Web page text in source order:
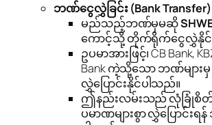
ဘဏ်ငွေလွှဲခြင်း (Bank
မည်သည့်ဘဏ်မှမဆို
ကောင့်သို့ တိုက်ရိုက်ငွေလွှဲနိုင်
ဥပမာအားဖြင့်၊ CB Bank,
Bank ကဲ့သို့သော ဘဏ်မျ
လွှဲပြောင်းနိုင်ပါသည်။
ဤနည်းလမ်းသည် လုံခြုံစိတ်ခ
ပမာဏများစွာ လွှဲပြောင်းရ